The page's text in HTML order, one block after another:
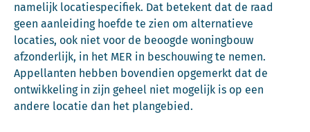
namelijk locatiespecifiek. Dat betekent dat de raad
geen aanleiding hoefde te zien om alternatieve
locaties, ook niet voor de beoogde woningbouw
afzonderlijk, in het MER in beschouwing te nemen.
Appellanten hebben bovendien opgemerkt dat de
ontwikkeling in zijn geheel niet mogelijk is op een
andere locatie dan het plangebied.